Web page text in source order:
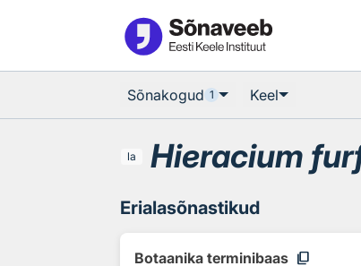
Sõnakogud 1 Keel
la Hieracium
Erialasõnastikud
Botaanika terminibaas content_copy